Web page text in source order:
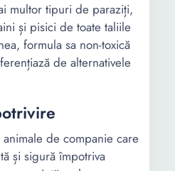
multor tipuri de paraziți,
și pisici de toate taliile
formula sa non-toxică
de alternativele
de companie care
și sigură împotriva